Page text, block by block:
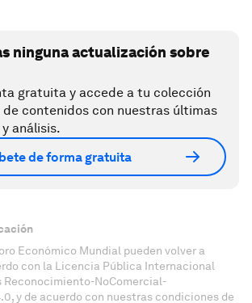
ninguna actualización sobre
gratuita y accede a tu colección
de contenidos con nuestras últimas
análisis.
de forma gratuita
Económico Mundial pueden volver a
con la Licencia Pública Internacional
Reconocimiento-NoComercial-
y de acuerdo con nuestras condiciones de